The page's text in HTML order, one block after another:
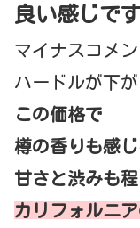
良い感じです
マイナスコメ
ハードルが下
この価格で
樽の香りも感
甘さと渋みも程
カリフォルニ